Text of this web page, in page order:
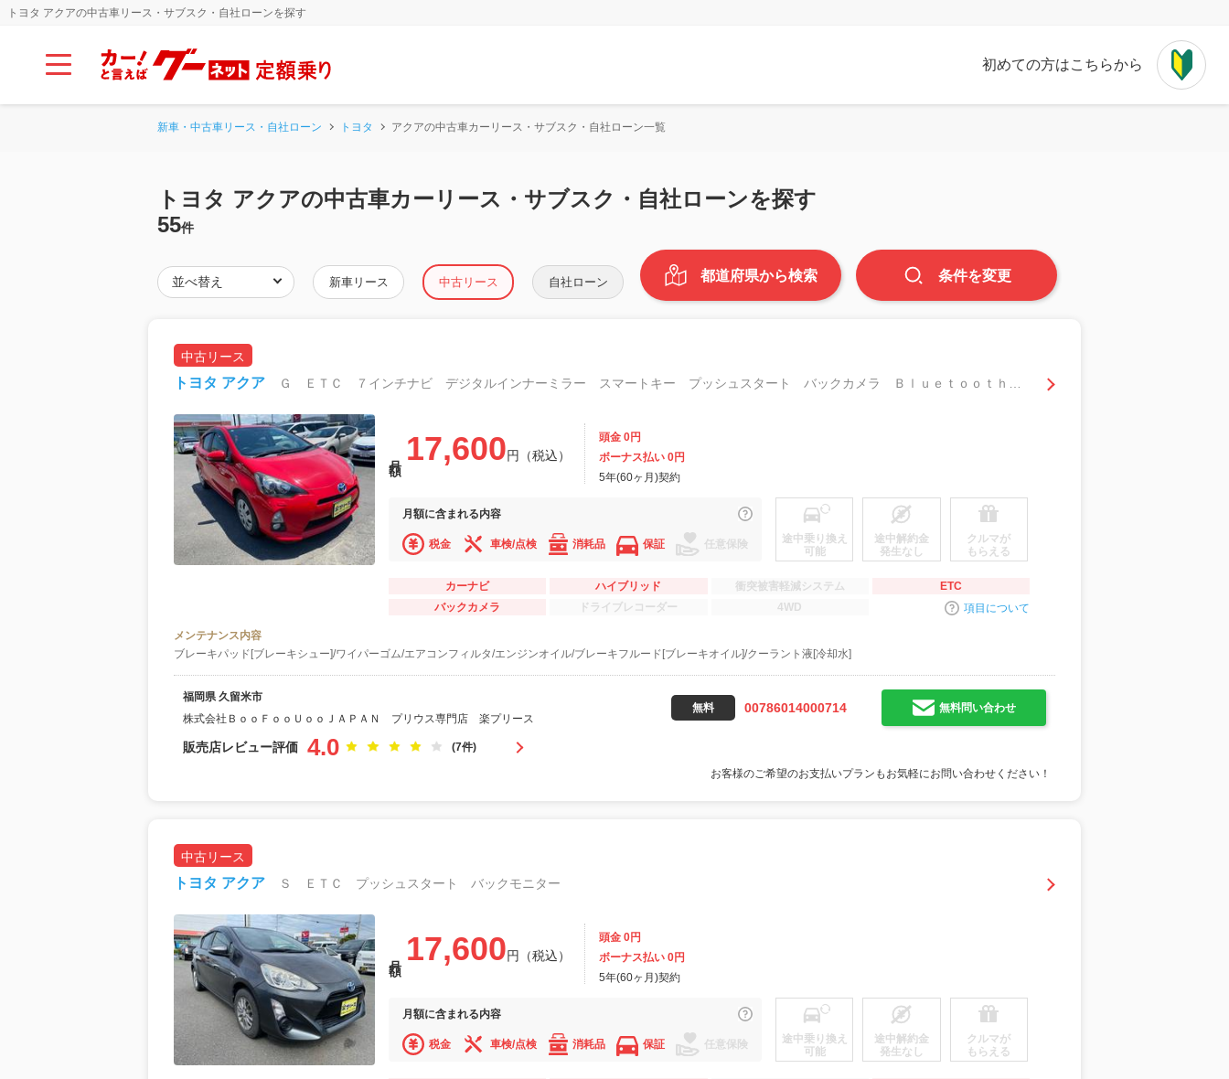
トヨタ アクアの中古車リース・サブスク・自社ローンを探す
初めての方はこちらから
新車・中古車リース・自社ローン トヨタ アクアの中古車カーリース・サブスク・自社ローン一覧
トヨタ アクアの中古車カーリース・サブスク・自社ローンを探す
55件
都道府県から検索 条件を変更
新車リース 中古リース 自社ローン
中古リース
トヨタ アクア
17,600円（税込）
頭金 0円
ボーナス払い 0円
5年(60ヶ月)契約
月額に含まれる内容
税金 車検/点検 消耗品 保証 任意保険
途中乗り換え
可能
途中解約金
発生なし
クルマが
もらえる
カーナビ ハイブリッド 衝突被害軽減システム
ETC
バックカメラ
ドライブレコーダー 4WD 項目について
メンテナンス内容
ブレーキパッド[ブレーキシュー]/ワイパーゴム/エアコンフィルタ/エンジンオイル/ブレーキフルード[ブレーキオイル]/クーラント液[冷却水]
福岡県 久留米市
株式会社ＢｏｏＦｏｏＵｏｏＪＡＰＡＮ プリウス専門店 楽プリース
無料 00786014000714 無料問い合わせ
販売店レビュー評価 4.0 (7件)
お客様のご希望のお支払いプランもお気軽にお問い合わせください！
中古リース
トヨタ アクア Ｓ ＥＴＣ プッシュスタート バックモニター
17,600円（税込）
頭金 0円
ボーナス払い 0円
5年(60ヶ月)契約
月額に含まれる内容
税金 車検/点検 消耗品 保証 任意保険
途中乗り換え
可能
途中解約金
発生なし
クルマが
もらえる